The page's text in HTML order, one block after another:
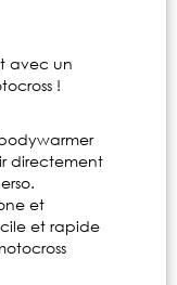
avec un
!
directement
et
et rapide